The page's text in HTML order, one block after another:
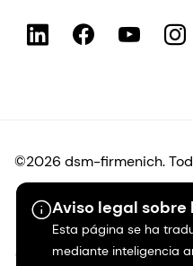
Aviso legal
Esta página se ha
mediante inteligencia
©2026 dsm-firmenich.
Protección de datos
Condiciones de uso